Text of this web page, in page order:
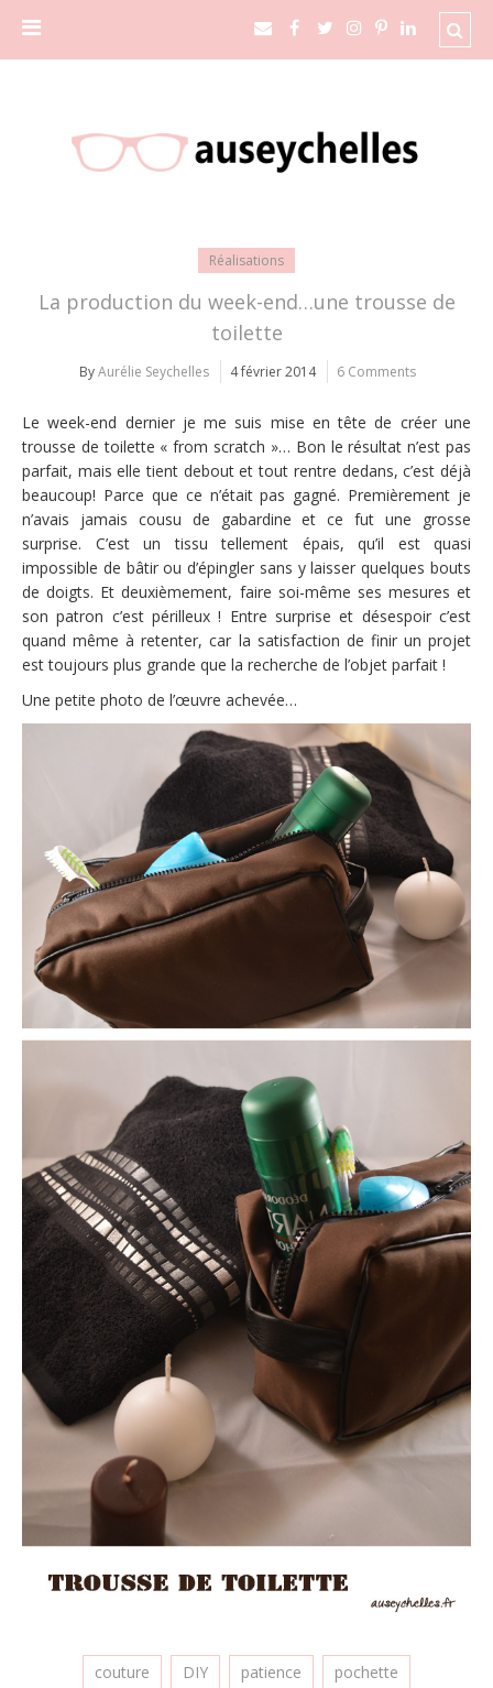
Réalisations
La production du week-end…une trousse de
toilette
ByAurélie Seychelles 4 février 2014 6 Comments
Le week-end dernier je me suis mise en tête de créer une
trousse de toilette « from scratch »… Bon le résultat n’est pas
parfait, mais elle tient debout et tout rentre dedans, c’est déjà
beaucoup! Parce que ce n’était pas gagné. Premièrement je
n’avais jamais cousu de gabardine et ce fut une grosse
surprise. C’est un tissu tellement épais, qu’il est quasi
impossible de bâtir ou d’épingler sans y laisser quelques bouts
de doigts. Et deuxièmement, faire soi-même ses mesures et
son patron c’est périlleux ! Entre surprise et désespoir c’est
quand même à retenter, car la satisfaction de finir un projet
est toujours plus grande que la recherche de l’objet parfait !
Une petite photo de l’œuvre achevée…
couture DIY patience pochette